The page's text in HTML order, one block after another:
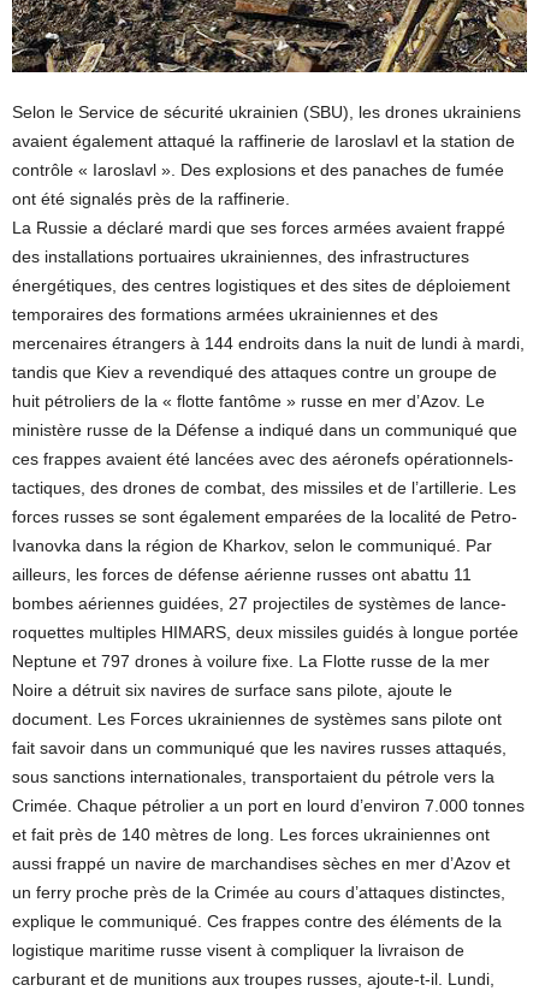
Selon le Service de sécurité ukrainien (SBU), les drones ukrainiens
avaient également attaqué la raffinerie de Iaroslavl et la station de
contrôle « Iaroslavl ». Des explosions et des panaches de fumée
ont été signalés près de la raffinerie.
La Russie a déclaré mardi que ses forces armées avaient frappé
des installations portuaires ukrainiennes, des infrastructures
énergétiques, des centres logistiques et des sites de déploiement
temporaires des formations armées ukrainiennes et des
mercenaires étrangers à 144 endroits dans la nuit de lundi à mardi,
tandis que Kiev a revendiqué des attaques contre un groupe de
huit pétroliers de la « flotte fantôme » russe en mer d’Azov. Le
ministère russe de la Défense a indiqué dans un communiqué que
ces frappes avaient été lancées avec des aéronefs opérationnels-
tactiques, des drones de combat, des missiles et de l’artillerie. Les
forces russes se sont également emparées de la localité de Petro-
Ivanovka dans la région de Kharkov, selon le communiqué. Par
ailleurs, les forces de défense aérienne russes ont abattu 11
bombes aériennes guidées, 27 projectiles de systèmes de lance-
roquettes multiples HIMARS, deux missiles guidés à longue portée
Neptune et 797 drones à voilure fixe. La Flotte russe de la mer
Noire a détruit six navires de surface sans pilote, ajoute le
document. Les Forces ukrainiennes de systèmes sans pilote ont
fait savoir dans un communiqué que les navires russes attaqués,
sous sanctions internationales, transportaient du pétrole vers la
Crimée. Chaque pétrolier a un port en lourd d’environ 7.000 tonnes
et fait près de 140 mètres de long. Les forces ukrainiennes ont
aussi frappé un navire de marchandises sèches en mer d’Azov et
un ferry proche près de la Crimée au cours d’attaques distinctes,
explique le communiqué. Ces frappes contre des éléments de la
logistique maritime russe visent à compliquer la livraison de
carburant et de munitions aux troupes russes, ajoute-t-il. Lundi,